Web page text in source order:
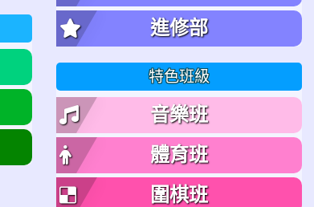
進修部
特色班級
音樂班
體育班
圍棋班